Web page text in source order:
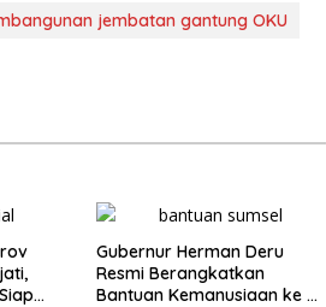
jembatan gantung OKU
Gubernur Herman Deru
Resmi Berangkatkan
Bantuan Kemanusiaan ke 3